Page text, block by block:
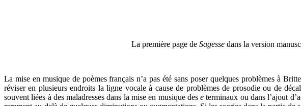
La première page de Sagesse dans la version
La mise en musique de poèmes français n’a pas été sans poser quelques problèmes à
réviser en plusieurs endroits la ligne vocale à cause de problèmes de prosodie ou de
souvent liées à des maladresses dans la mise en musique dese terminaux ou dans l’ajout